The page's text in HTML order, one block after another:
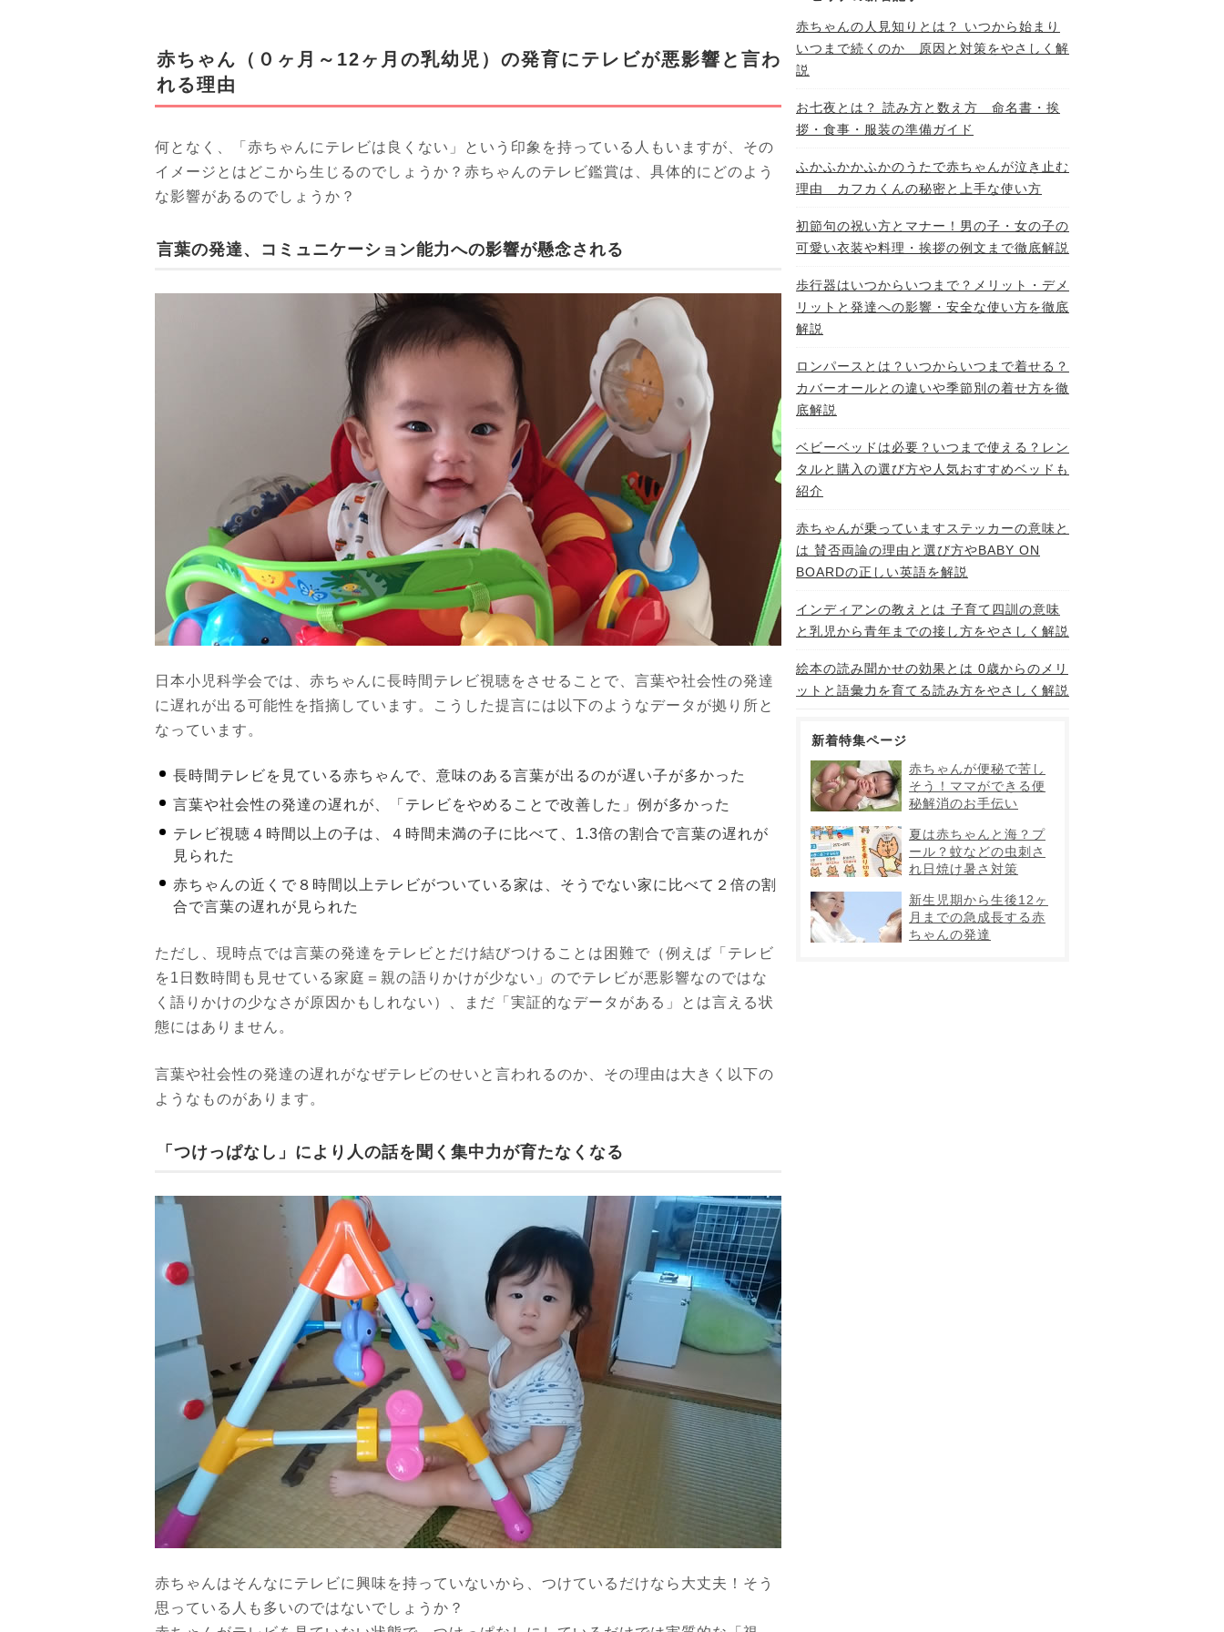
赤ちゃん（０ヶ月～12ヶ月の乳幼児）の発育にテレビが悪影響と言わ
れる理由
何となく、「赤ちゃんにテレビは良くない」という印象を持っている人もいますが、その
イメージとはどこから生じるのでしょうか？赤ちゃんのテレビ鑑賞は、具体的にどのよう
な影響があるのでしょうか？
言葉の発達、コミュニケーション能力への影響が懸念される
日本小児科学会では、赤ちゃんに長時間テレビ視聴をさせることで、言葉や社会性の発達
に遅れが出る可能性を指摘しています。こうした提言には以下のようなデータが拠り所と
なっています。
長時間テレビを見ている赤ちゃんで、意味のある言葉が出るのが遅い子が多かった
言葉や社会性の発達の遅れが、「テレビをやめることで改善した」例が多かった
テレビ視聴４時間以上の子は、４時間未満の子に比べて、1.3倍の割合で言葉の遅れが
見られた
赤ちゃんの近くで８時間以上テレビがついている家は、そうでない家に比べて２倍の割
合で言葉の遅れが見られた
ただし、現時点では言葉の発達をテレビとだけ結びつけることは困難で（例えば「テレビ
を1日数時間も見せている家庭＝親の語りかけが少ない」のでテレビが悪影響なのではな
く語りかけの少なさが原因かもしれない）、まだ「実証的なデータがある」とは言える状
態にはありません。
言葉や社会性の発達の遅れがなぜテレビのせいと言われるのか、その理由は大きく以下の
ようなものがあります。
「つけっぱなし」により人の話を聞く集中力が育たなくなる
赤ちゃんはそんなにテレビに興味を持っていないから、つけているだけなら大丈夫！そう
思っている人も多いのではないでしょうか？
赤ちゃんの人見知りとは？ いつから始まり
いつまで続くのか 原因と対策をやさしく解
説
お七夜とは？ 読み方と数え方 命名書・挨
拶・食事・服装の準備ガイド
ふかふかかふかのうたで赤ちゃんが泣き止む
理由 カフカくんの秘密と上手な使い方
初節句の祝い方とマナー！男の子・女の子の
可愛い衣装や料理・挨拶の例文まで徹底解説
歩行器はいつからいつまで？メリット・デメ
リットと発達への影響・安全な使い方を徹底
解説
ロンパースとは？いつからいつまで着せる？
カバーオールとの違いや季節別の着せ方を徹
底解説
ベビーベッドは必要？いつまで使える？レン
タルと購入の選び方や人気おすすめベッドも
紹介
赤ちゃんが乗っていますステッカーの意味と
は 賛否両論の理由と選び方やBABY ON
BOARDの正しい英語を解説
インディアンの教えとは 子育て四訓の意味
と乳児から青年までの接し方をやさしく解説
絵本の読み聞かせの効果とは 0歳からのメリ
ットと語彙力を育てる読み方をやさしく解説
新着特集ページ
赤ちゃんが便秘で苦し
そう！ママができる便
秘解消のお手伝い
夏は赤ちゃんと海？プ
ール？蚊などの虫刺さ
れ日焼け暑さ対策
新生児期から生後12ヶ
月までの急成長する赤
ちゃんの発達